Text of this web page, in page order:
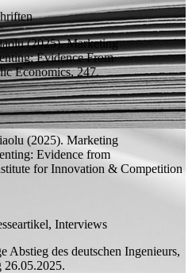
(2025).Marketing
Evidence From
Economics, 247.
(2025).Marketing
Evidence from
for Innovation & Competition
Interviews
Abstieg des deutschen Ingenieurs,
26.05.2025.